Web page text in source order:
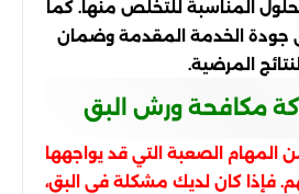
المناسبة للتخلص منها. كما
جودة الخدمة المقدمة وضمان
المرضية.
مكافحة ورش البق
المهام الصعبة التي قد يواجهها
فإذا كان لديك مشكلة في البق،